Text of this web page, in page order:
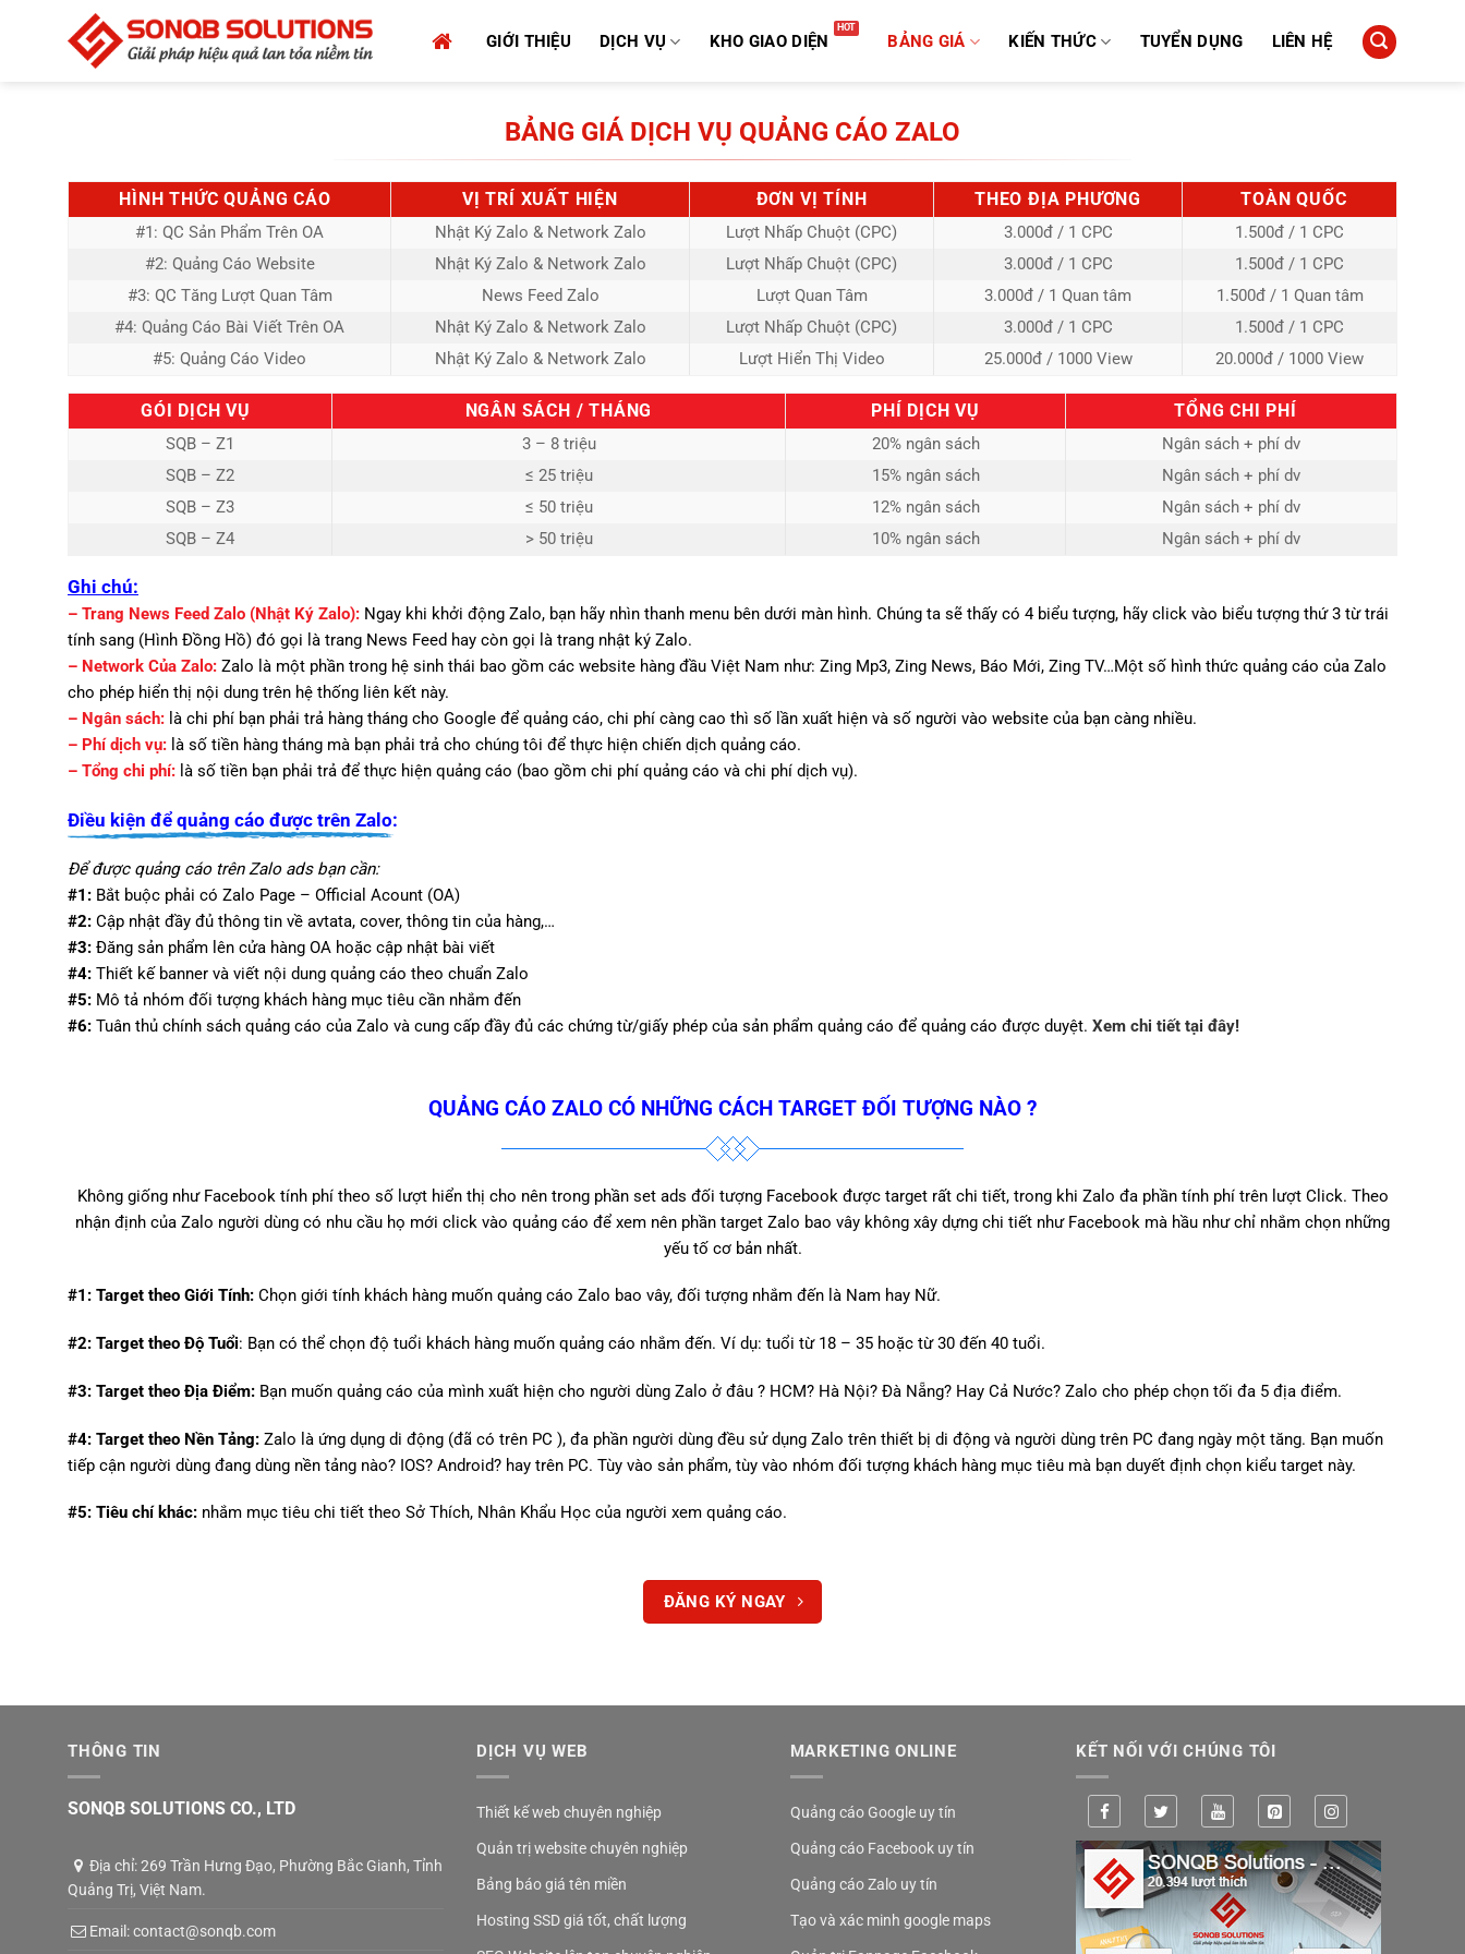
GIỚI THIỆU DỊCH VỤ KHO GIAO DIỆN BẢNG GIÁ KIẾN THỨC TUYỂN DỤNG LIÊN HỆ
BẢNG GIÁ DỊCH VỤ QUẢNG CÁO ZALO
HÌNH THỨC QUẢNG CÁO VỊ TRÍ XUẤT HIỆN ĐƠN VỊ TÍNH THEO ĐỊA PHƯƠNG TOÀN QUỐC
#1: QC Sản Phẩm Trên OA Nhật Ký Zalo & Network Zalo Lượt Nhấp Chuột (CPC) 3.000đ / 1 CPC
1.500đ / 1 CPC
#2: Quảng Cáo Website
Nhật Ký Zalo & Network Zalo Lượt Nhấp Chuột (CPC) 3.000đ / 1 CPC
1.500đ / 1 CPC
#3: QC Tăng Lượt Quan Tâm
News Feed Zalo Lượt Quan Tâm 3.000đ / 1 Quan tâm
1.500đ / 1 Quan tâm
#4: Quảng Cáo Bài Viết Trên OA
Nhật Ký Zalo & Network Zalo Lượt Nhấp Chuột (CPC) 3.000đ / 1 CPC
1.500đ / 1 CPC
#5: Quảng Cáo Video
Nhật Ký Zalo & Network Zalo Lượt Hiển Thị Video 25.000đ / 1000 View 20.000đ / 1000 View
GÓI DỊCH VỤ NGÂN SÁCH / THÁNG PHÍ DỊCH VỤ TỔNG CHI PHÍ
SQB – Z1 3 – 8 triệu 20% ngân sách
Ngân sách + phí dv
SQB – Z2
≤ 25 triệu 15% ngân sách
Ngân sách + phí dv
SQB – Z3
≤ 50 triệu 12% ngân sách
Ngân sách + phí dv
SQB – Z4
> 50 triệu 10% ngân sách Ngân sách + phí dv
Ghi chú:
– Trang News Feed Zalo (Nhật Ký Zalo): Ngay khi khởi động Zalo, bạn hãy nhìn thanh menu bên dưới màn hình. Chúng ta sẽ thấy có 4 biểu tượng, hãy click vào biểu tượng thứ 3 từ trái
tính sang (Hình Đồng Hồ) đó gọi là trang News Feed hay còn gọi là trang nhật ký Zalo.
– Network Của Zalo: Zalo là một phần trong hệ sinh thái bao gồm các website hàng đầu Việt Nam như: Zing Mp3, Zing News, Báo Mới, Zing TV…Một số hình thức quảng cáo của Zalo
cho phép hiển thị nội dung trên hệ thống liên kết này.
– Ngân sách: là chi phí bạn phải trả hàng tháng cho Google để quảng cáo, chi phí càng cao thì số lần xuất hiện và số người vào website của bạn càng nhiều.
– Phí dịch vụ: là số tiền hàng tháng mà bạn phải trả cho chúng tôi để thực hiện chiến dịch quảng cáo.
– Tổng chi phí: là số tiền bạn phải trả để thực hiện quảng cáo (bao gồm chi phí quảng cáo và chi phí dịch vụ).
Điều kiện để quảng cáo được trên Zalo:
Để được quảng cáo trên Zalo ads bạn cần:
#1: Bắt buộc phải có Zalo Page – Official Acount (OA)
#2: Cập nhật đầy đủ thông tin về avtata, cover, thông tin của hàng,…
#3: Đăng sản phẩm lên cửa hàng OA hoặc cập nhật bài viết
#4: Thiết kế banner và viết nội dung quảng cáo theo chuẩn Zalo
#5: Mô tả nhóm đối tượng khách hàng mục tiêu cần nhắm đến
#6: Tuân thủ chính sách quảng cáo của Zalo và cung cấp đầy đủ các chứng từ/giấy phép của sản phẩm quảng cáo để quảng cáo được duyệt. Xem chi tiết tại đây!
QUẢNG CÁO ZALO CÓ NHỮNG CÁCH TARGET ĐỐI TƯỢNG NÀO ?
Không giống như Facebook tính phí theo số lượt hiển thị cho nên trong phần set ads đối tượng Facebook được target rất chi tiết, trong khi Zalo đa phần tính phí trên lượt Click. Theo
nhận định của Zalo người dùng có nhu cầu họ mới click vào quảng cáo để xem nên phần target Zalo bao vây không xây dựng chi tiết như Facebook mà hầu như chỉ nhắm chọn những
yếu tố cơ bản nhất.
#1: Target theo Giới Tính: Chọn giới tính khách hàng muốn quảng cáo Zalo bao vây, đối tượng nhắm đến là Nam hay Nữ.
#2: Target theo Độ Tuổi: Bạn có thể chọn độ tuổi khách hàng muốn quảng cáo nhắm đến. Ví dụ: tuổi từ 18 – 35 hoặc từ 30 đến 40 tuổi.
#3: Target theo Địa Điểm: Bạn muốn quảng cáo của mình xuất hiện cho người dùng Zalo ở đâu ? HCM? Hà Nội? Đà Nẵng? Hay Cả Nước? Zalo cho phép chọn tối đa 5 địa điểm.
#4: Target theo Nền Tảng: Zalo là ứng dụng di động (đã có trên PC ), đa phần người dùng đều sử dụng Zalo trên thiết bị di động và người dùng trên PC đang ngày một tăng. Bạn muốn
tiếp cận người dùng đang dùng nền tảng nào? IOS? Android? hay trên PC. Tùy vào sản phẩm, tùy vào nhóm đối tượng khách hàng mục tiêu mà bạn duyết định chọn kiểu target này.
#5: Tiêu chí khác: nhắm mục tiêu chi tiết theo Sở Thích, Nhân Khẩu Học của người xem quảng cáo.
ĐĂNG KÝ NGAY
THÔNG TIN
SONQB SOLUTIONS CO., LTD
Địa chỉ: 269 Trần Hưng Đạo, Phường Bắc Gianh, Tỉnh
Quảng Trị, Việt Nam.
Email:contact@sonqb.com
DỊCH VỤ WEB
Thiết kế web chuyên nghiệp
Quản trị website chuyên nghiệp
Bảng báo giá tên miền
Hosting SSD giá tốt, chất lượng
MARKETING ONLINE
Quảng cáo Google uy tín
Quảng cáo Facebook uy tín
Quảng cáo Zalo uy tín
Tạo và xác minh google maps
KẾT NỐI VỚI CHÚNG TÔI